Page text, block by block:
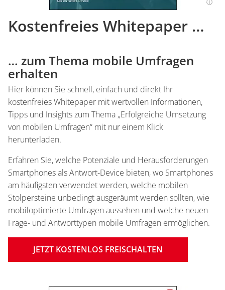
Kostenfreies Whitepaper …
… zum Thema mobile Umfragen
erhalten
Hier können Sie schnell, einfach und direkt Ihr
kostenfreies Whitepaper mit wertvollen Informationen,
Tipps und Insights zum Thema „Erfolgreiche Umsetzung
von mobilen Umfragen“ mit nur einem Klick
herunterladen.
Erfahren Sie, welche Potenziale und Herausforderungen
Smartphones als Antwort-Device bieten, wo Smartphones
am häufigsten verwendet werden, welche mobilen
Stolpersteine unbedingt ausgeräumt werden sollten, wie
mobiloptimierte Umfragen aussehen und welche neuen
Frage- und Antworttypen mobile Umfragen ermöglichen.
JETZT KOSTENLOS FREISCHALTEN